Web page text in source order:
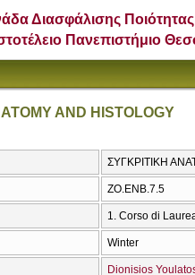
Διασφάλισης Ποιότητας
Πανεπιστήμιο
AND HISTOLOGY
ΣΥΓΚΡΙΤΙΚΗ
ΖΟ.ENB.7.5
1. Corso di
Winter
Dionisios